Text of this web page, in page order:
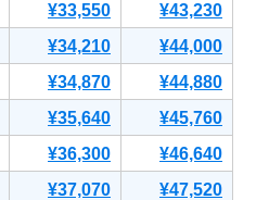
¥33,550
¥43,230
¥34,210
¥44,000
¥34,870
¥44,880
¥35,640
¥45,760
¥36,300
¥46,640
¥37,070
¥47,520